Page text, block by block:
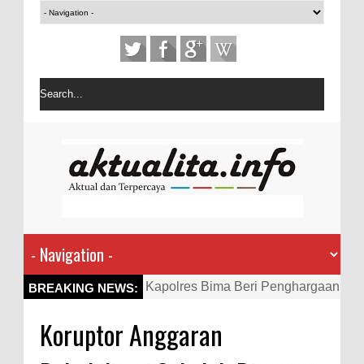
BREAKING NEWS:
Kapolres Bima Beri Penghargaan
Aktif Bantu Polisi Berantas
Koruptor Anggaran